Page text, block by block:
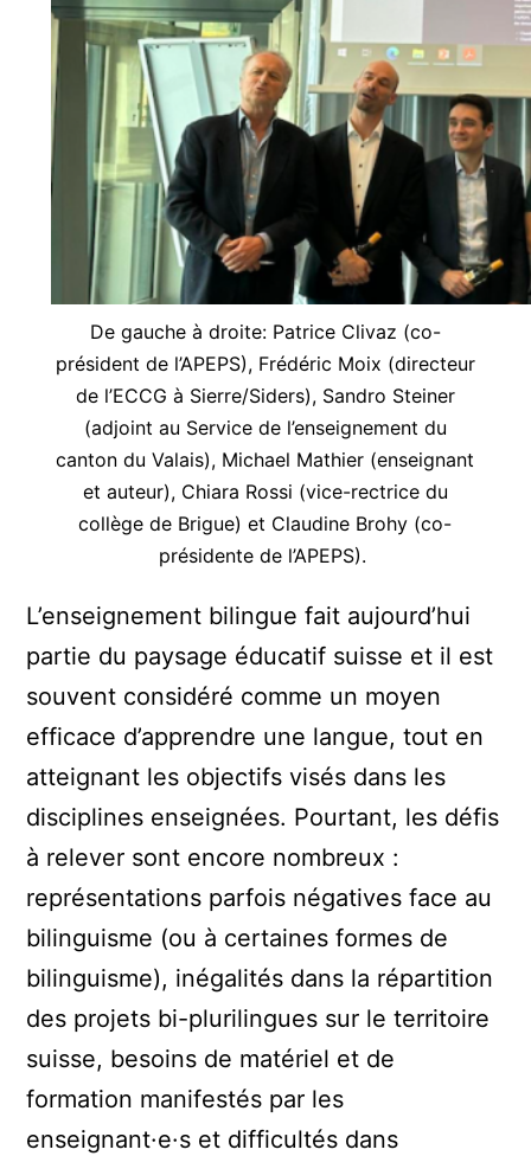
De gauche à droite: Patrice Clivaz (co-
président de l’APEPS), Frédéric Moix (directeur
de l’ECCG à Sierre/Siders), Sandro Steiner
(adjoint au Service de l’enseignement du
canton du Valais), Michael Mathier (enseignant
et auteur), Chiara Rossi (vice-rectrice du
collège de Brigue) et Claudine Brohy (co-
présidente de l’APEPS).
L’enseignement bilingue fait aujourd’hui
partie du paysage éducatif suisse et il est
souvent considéré comme un moyen
efficace d’apprendre une langue, tout en
atteignant les objectifs visés dans les
disciplines enseignées. Pourtant, les défis
à relever sont encore nombreux :
représentations parfois négatives face au
bilinguisme (ou à certaines formes de
bilinguisme), inégalités dans la répartition
des projets bi-plurilingues sur le territoire
suisse, besoins de matériel et de
formation manifestés par les
enseignant·e·s et difficultés dans